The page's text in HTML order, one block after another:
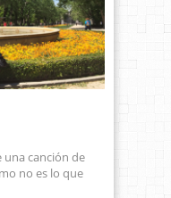
una canción de
no es lo que